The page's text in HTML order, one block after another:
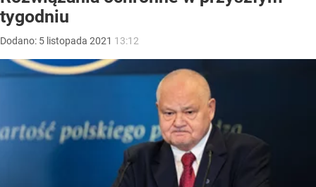
tygodniu
Dodano: 5 listopada 2021 13:12